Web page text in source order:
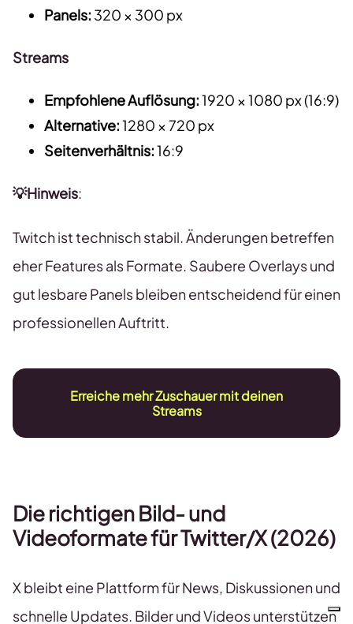
Panels: 320 × 300 px
Streams
Empfohlene Auflösung:1920 × 1080 px (16:9)
Alternative:1280 × 720 px
Seitenverhältnis:16:9
💡Hinweis:
Twitch ist technisch stabil. Änderungen betreffen
eher Features als Formate. Saubere Overlays und
gut lesbare Panels bleiben entscheidend für einen
professionellen Auftritt.
Erreiche mehr Zuschauer mit deinen
Streams
Die richtigen Bild- und
VideoformatefürTwitter/X(2026)
X bleibt eine Plattform für News, Diskussionen und
schnelle Updates. Bilder und Videos unterstützen